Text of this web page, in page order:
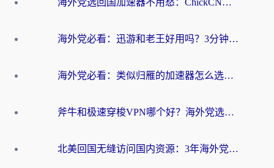
海外党选回国加速器不用愁：ChickCN和洞见哪个好？一篇搞定所有疑问
海外党必看：迅游和老王好用吗？3分钟选对加速国内网络的加速器
海外党必看：类似归雁的加速器怎么选？一篇搞定无缝访问国内资源
斧牛和极速穿梭VPN哪个好？海外党选回国加速器必看的真实对比与避坑指南
北美回国无缝访问国内资源：3年海外党亲测的加速器选择指南